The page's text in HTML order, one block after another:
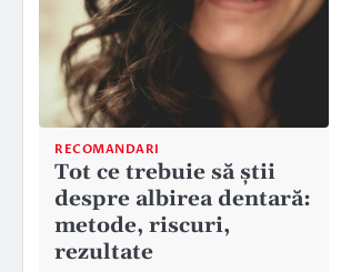
RECOMANDARI
Tot ce trebuie să știi
despre albirea dentară:
metode, riscuri,
rezultate